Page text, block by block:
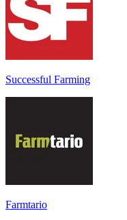
Successful Farming
Farmtario